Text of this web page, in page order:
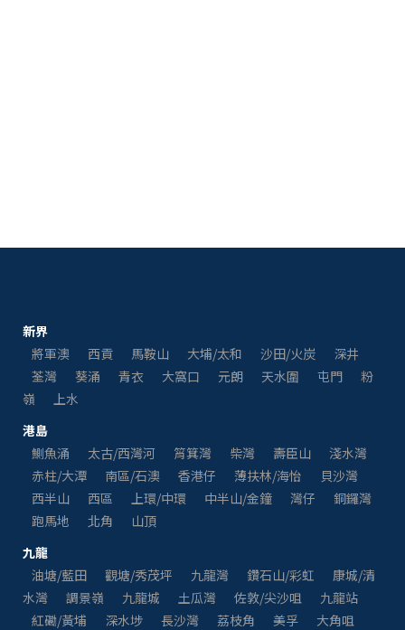
新界
將軍澳
西貢 馬鞍山 大埔/太和 沙田/火炭
深井
荃灣
葵涌 青衣 大窩口 元朗 天水圍 屯門
粉
嶺
上水
港島
鰂魚涌
太古/西灣河 筲箕灣 柴灣 壽臣山
淺水灣
赤柱/大潭
南區/石澳 香港仔 薄扶林/海怡
貝沙灣
西半山
西區 上環/中環 中半山/金鐘 灣仔
銅鑼灣
跑馬地
北角
山頂
九龍
油塘/藍田
觀塘/秀茂坪 九龍灣 鑽石山/彩虹
康城/清
水灣
調景嶺 九龍城 土瓜灣 佐敦/尖沙咀
九龍站
紅磡/黃埔
深水埗 長沙灣 荔枝角 美孚
大角咀